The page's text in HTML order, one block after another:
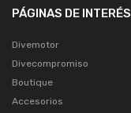
PÁGINAS DE INTERÉS
Divemotor
Divecompromiso
Boutique
Accesorios